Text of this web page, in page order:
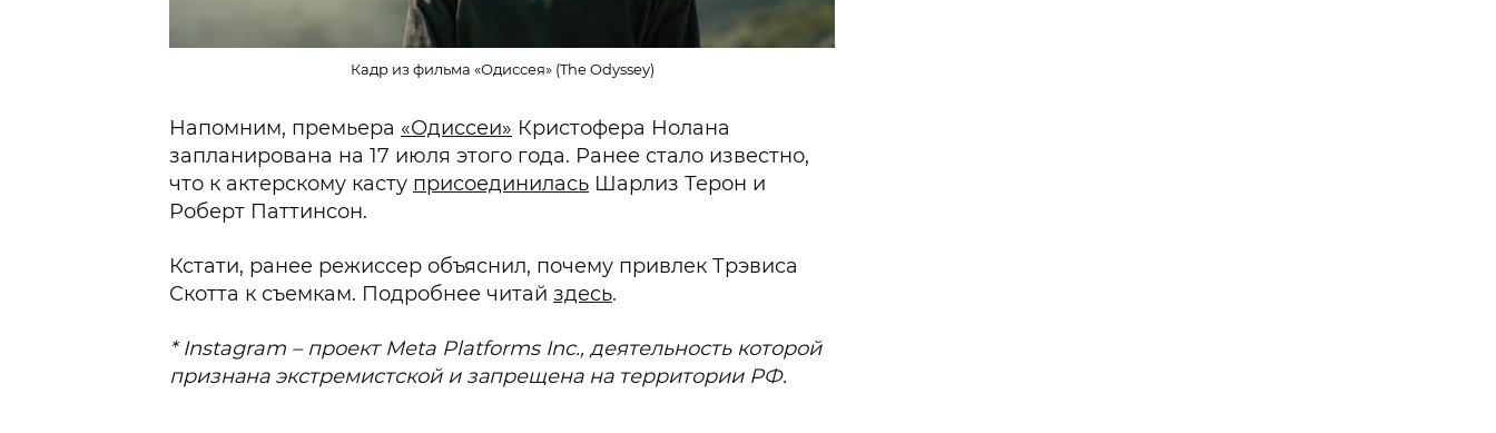
Кадр из фильма «Одиссея» (The Odyssey)
Напомним, премьера «Одиссеи» Кристофера Нолана
запланирована на 17 июля этого года. Ранее стало известно,
что к актерскому касту присоединилась Шарлиз Терон и
Роберт Паттинсон.
Кстати, ранее режиссер объяснил, почему привлек Трэвиса
Скотта к съемкам. Подробнее читай здесь.
* Instagram – проект Meta Platforms Inc., деятельность которой
признана экстремистской и запрещена на территории РФ.